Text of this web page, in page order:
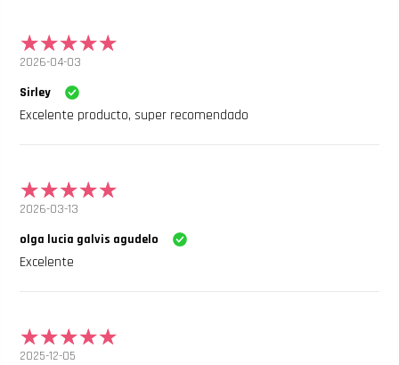
2026-04-03
Sirley
Excelente producto, super recomendado
2026-03-13
olga lucia galvis agudelo
Excelente
2025-12-05